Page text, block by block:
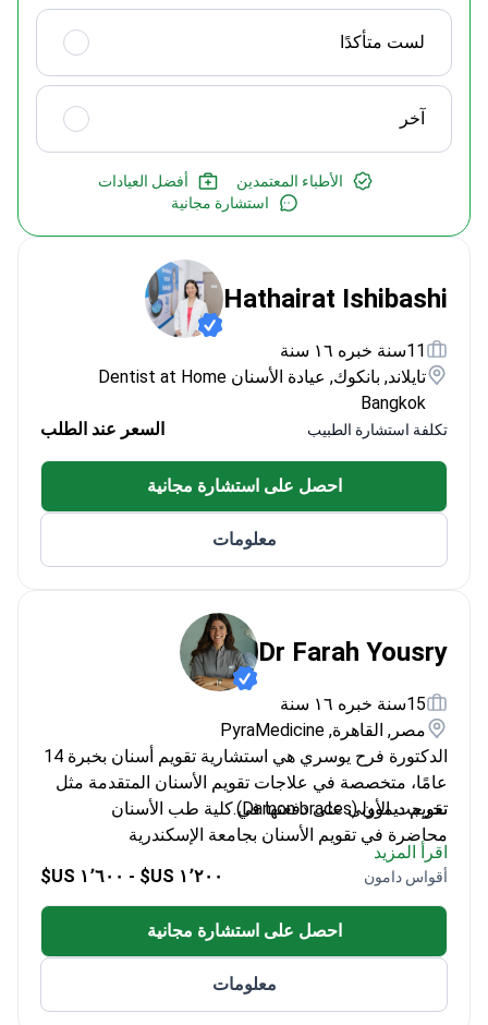
لست متأكدًا
آخر
الأطباء المعتمدين
أفضل العيادات
استشارة مجانية
Hathairat Ishibashi
11سنة خبره ١٦ سنة
تايلاند, بانكوك, عيادة الأسنان Dentist at Home
Bangkok
تكلفة استشارة الطبيب السعر عند الطلب
احصل على استشارة مجانية
معلومات
Dr Farah Yousry
15سنة خبره ١٦ سنة
مصر, القاهرة, PyraMedicine
الدكتورة فرح يوسري هي استشارية تقويم أسنان بخبرة 14
عامًا، متخصصة في علاجات تقويم الأسنان المتقدمة مثل
تقويم ديمون (Damon braces).
تخرجت الأولى على دفعتها في كلية طب الأسنان
محاضرة في تقويم الأسنان بجامعة الإسكندرية
عضو في الجمعية المصرية لتقويم الأسنان
متخصصة في العلاج بالتقويم الشفاف (clear aligner
therapy) وحركة الأسنان المتسارعة
نشرت العديد من الأوراق العلمية في المجلات الدولية
اقرأ المزيد
أقواس دامون ١٬٢٠٠ US$ - ١٬٦٠٠ US$
احصل على استشارة مجانية
معلومات